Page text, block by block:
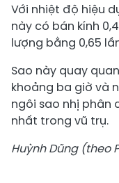
Với nhiệt độ hiệu
này có bán kính
lượng bằng 0,65
Sao này quay
khoảng ba giờ và
ngôi sao nhị phân
nhất trong vũ trụ.
Huỳnh Dũng (theo